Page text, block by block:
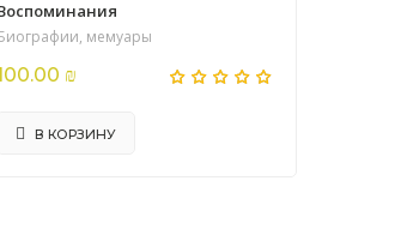
мемуары
₪
В КОРЗИНУ